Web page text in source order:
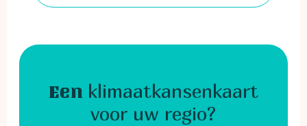
Een klimaatkansenkaart
voor uw regio?